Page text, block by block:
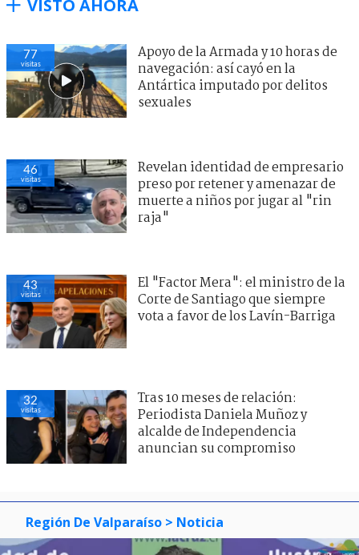
VISTO AHORA
77
visitas
Apoyo de la Armada y 10 horas de
navegación: así cayó en la
Antártica imputado por delitos
sexuales
46
visitas
Revelan identidad de empresario
preso por retener y amenazar de
muerte a niños por jugar al "rin
raja"
43
visitas
El "Factor Mera": el ministro de la
Corte de Santiago que siempre
vota a favor de los Lavín-Barriga
32
visitas
Tras 10 meses de relación:
Periodista Daniela Muñoz y
alcalde de Independencia
anuncian su compromiso
Región De Valparaíso > Noticia